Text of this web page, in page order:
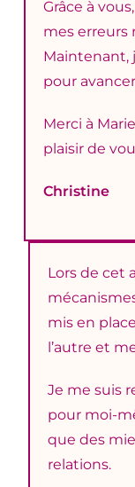
Grâce à
mes erreurs
Maintenant,
pour
Merci à
plaisir de
Christine
Lors de cet
mis en
l’autre et
Je me suis
pour moi-
que des
relations.